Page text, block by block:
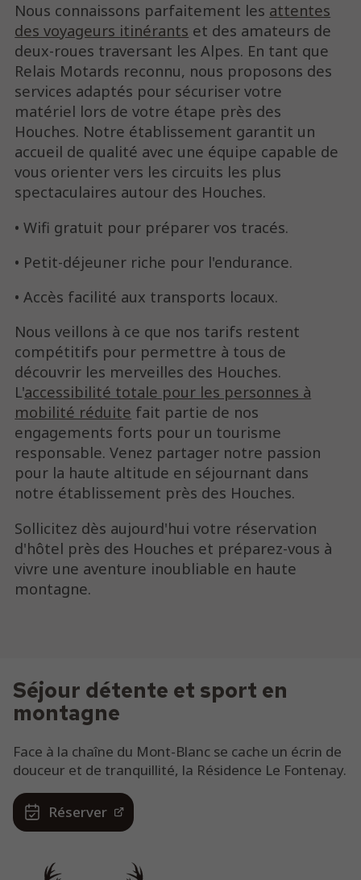
Nous connaissons parfaitement les attentes
des voyageurs itinérants et des amateurs de
deux-roues traversant les Alpes. En tant que
Relais Motards reconnu, nous proposons des
services adaptés pour sécuriser votre
matériel lors de votre étape près des
Houches. Notre établissement garantit un
accueil de qualité avec une équipe capable de
vous orienter vers les circuits les plus
spectaculaires autour des Houches.
• Wifi gratuit pour préparer vos tracés.
• Petit-déjeuner riche pour l'endurance.
• Accès facilité aux transports locaux.
Nous veillons à ce que nos tarifs restent
compétitifs pour permettre à tous de
découvrir les merveilles des Houches.
L'accessibilité totale pour les personnes à
mobilité réduite fait partie de nos
engagements forts pour un tourisme
responsable. Venez partager notre passion
pour la haute altitude en séjournant dans
notre établissement près des Houches.
Sollicitez dès aujourd'hui votre réservation
d'hôtel près des Houches et préparez-vous à
vivre une aventure inoubliable en haute
montagne.
Séjour détente et sport en
montagne
Face à la chaîne du Mont-Blanc se cache un écrin de
douceur et de tranquillité, la Résidence Le Fontenay.
Réserver